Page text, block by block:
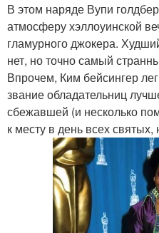
В этом наряде Вупи
атмосферу хэллоуинской
гламурного джокера.
нет, но точно самый
Впрочем, Ким бейсингер
звание обладательниц
сбежавшей (и несколько
к месту в день всех